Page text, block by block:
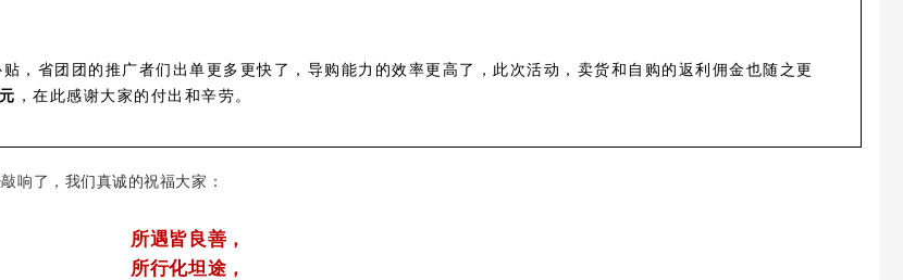
，省团团的推广者们出单更多更快了，导购能力的效率更高了，此次活动，卖货和自购的返利佣金也随之更
，在此感谢大家的付出和辛劳。
响了，我们真诚的祝福大家：
所遇皆良善，
所行化坦途，